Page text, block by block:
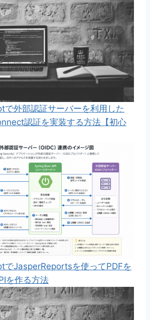
で外部認証サーバーを利用した
認証を実装する方法【初心
でJasperReportsを使ってPDFを
を作る方法